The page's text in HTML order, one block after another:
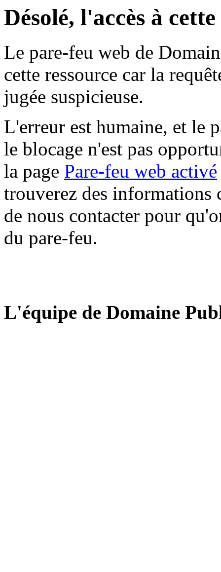
Désolé, l'accès à
Le pare-feu web de
cette ressource car la
jugée suspicieuse.
L'erreur est humaine, et le
le blocage n'est pas
la page Pare-feu web activé
trouverez des informations
de nous contacter pour
du pare-feu.
L'équipe de Domaine